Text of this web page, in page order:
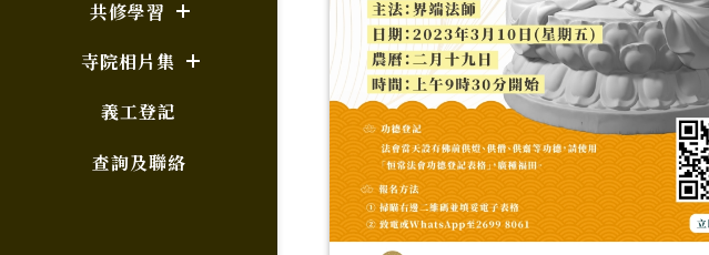
共修學習
寺院相片集
義工登記
查詢及聯絡